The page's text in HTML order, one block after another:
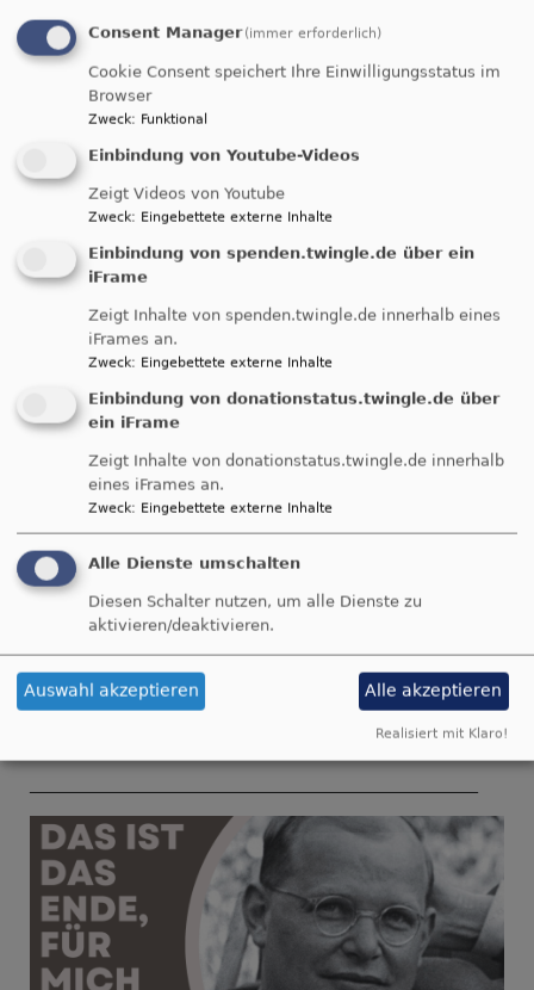
Breadcrumb
Startseite Gedenkgottesdienst Dietrich Bonhöffer
Gedenkgottesdienst
Dietrich Bonhöffer
EINLADUNG :
D. BONHOEFFER
SONNTAG 20 UHR
St. Georgskirche
Consent Manager (immer erforderlich)
Cookie Consent speichert Ihre Einwilligungsstatus im
Browser
Zweck: Funktional
Einbindung von Youtube-Videos
Zeigt Videos von Youtube
Zweck: Eingebettete externe Inhalte
Einbindung von spenden.twingle.de über ein
iFrame
Zeigt Inhalte von spenden.twingle.de innerhalb eines
iFrames an.
Zweck: Eingebettete externe Inhalte
Einbindung von donationstatus.twingle.de über
ein iFrame
Zeigt Inhalte von donationstatus.twingle.de innerhalb
eines iFrames an.
Zweck: Eingebettete externe Inhalte
Alle Dienste umschalten
Diesen Schalter nutzen, um alle Dienste zu
aktivieren/deaktivieren.
Auswahl akzeptieren Alle akzeptieren
Realisiert mit Klaro!